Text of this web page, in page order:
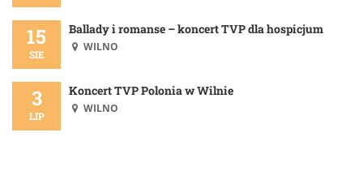
15
SIE
Ballady i romanse – koncert TVP dla hospicjum
WILNO
3
LIP
Koncert TVP Polonia w Wilnie
WILNO